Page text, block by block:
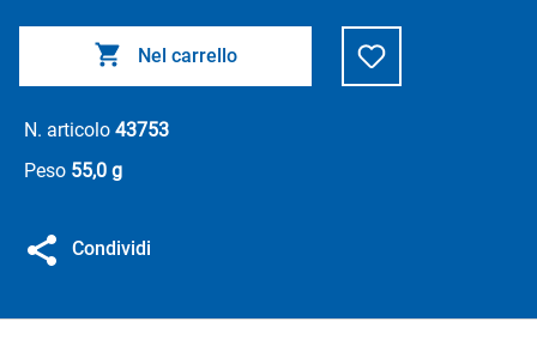
Nel carrello
N. articolo 43753
Peso 55,0 g
Condividi